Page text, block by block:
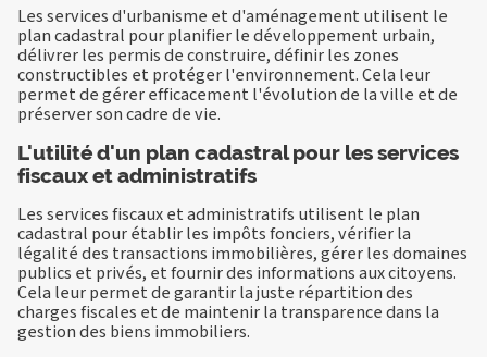
Les services d'urbanisme et d'aménagement utilisent le
plan cadastral pour planifier le développement urbain,
délivrer les permis de construire, définir les zones
constructibles et protéger l'environnement. Cela leur
permet de gérer efficacement l'évolution de la ville et de
préserver son cadre de vie.
L'utilité d'un plan cadastral pour les services
fiscaux et administratifs
Les services fiscaux et administratifs utilisent le plan
cadastral pour établir les impôts fonciers, vérifier la
légalité des transactions immobilières, gérer les domaines
publics et privés, et fournir des informations aux citoyens.
Cela leur permet de garantir la juste répartition des
charges fiscales et de maintenir la transparence dans la
gestion des biens immobiliers.